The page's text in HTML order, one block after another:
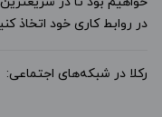
در روابط کاری خود اتخاذ
رکلا در شبکه‌های اجتماعی: